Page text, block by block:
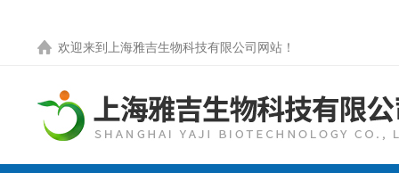
欢迎来到 上海雅吉生物科技有限公司网站 ！